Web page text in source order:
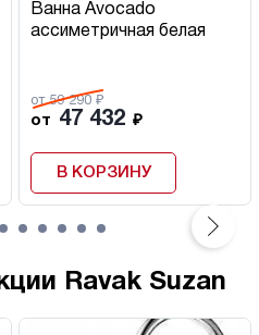
Ванна Avocado
ассиметричная белая
от 59 290 ₽
от 47 432 ₽
В КОРЗИНУ
Ravak Suzan